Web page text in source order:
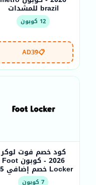
brazil للمشدات
12 كوبون
📋
AD39
كود خصم فوت لوكر
2026 - كوبون Foot
Locker خصم إضافي 5%
7 كوبون